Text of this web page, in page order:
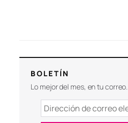
BOLETÍN
Lo mejor del mes, en tu correo.